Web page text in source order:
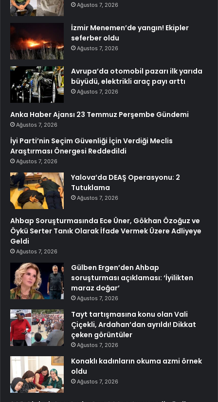
Ağustos 7, 2026
İzmir Menemen’de yangın! Ekipler
seferber oldu
Ağustos 7, 2026
Avrupa’da otomobil pazarı ilk yarıda
büyüdü, elektrikli araç payı arttı
Ağustos 7, 2026
Anka Haber Ajansı 23 Temmuz Perşembe Gündemi
Ağustos 7, 2026
İyi Parti’nin Seçim Güvenliği İçin Verdiği Meclis
Araştırması Önergesi Reddedildi
Ağustos 7, 2026
Yalova’da DEAŞ Operasyonu: 2
Tutuklama
Ağustos 7, 2026
Ahbap Soruşturmasında Ece Üner, Gökhan Özoğuz ve
Öykü Serter Tanık Olarak İfade Vermek Üzere Adliyeye
Geldi
Ağustos 7, 2026
Gülben Ergen’den Ahbap
soruşturması açıklaması: ‘İyilikten
maraz doğar’
Ağustos 7, 2026
Tayt tartışmasına konu olan Vali
Çiçekli, Ardahan’dan ayrıldı! Dikkat
çeken görüntüler
Ağustos 7, 2026
Konaklı kadınların okuma azmi örnek
oldu
Ağustos 7, 2026